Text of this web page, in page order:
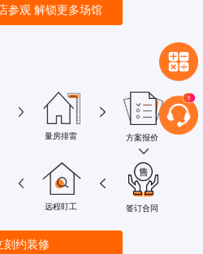
参观 解锁更多场馆
量房排雷 方案报价
远程盯工 签订合同
刻约装修